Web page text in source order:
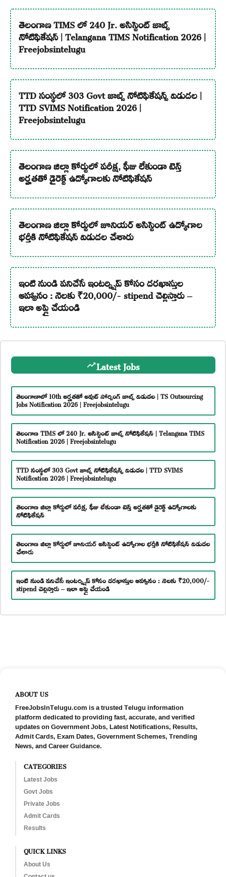
తెలంగాణ TIMS లో 240 Jr. అసిస్టెంట్ జాబ్స్
నోటిఫికేషన్ | Telangana TIMS Notification 2026 |
Freejobsintelugu
TTD సంస్థలో 303 Govt జాబ్స్ నోటిఫికేషన్స్ విడుదల |
TTD SVIMS Notification 2026 |
Freejobsintelugu
తెలంగాణ జిల్లా కోర్టులో పరీక్ష, ఫీజు లేకుండా టెన్త్
అర్హతతో డైరెక్ట్ ఉద్యోగాలకు నోటిఫికేషన్
తెలంగాణ జిల్లా కోర్టులో జూనియర్ అసిస్టెంట్ ఉద్యోగాల
భర్తీకి నోటిఫికేషన్ విడుదల చేశారు
ఇంటి నుండి పనిచేసే ఇంటర్న్షిప్ కోసం దరఖాస్తుల
ఆహ్వానం : నెలకు ₹20,000/- stipend చెల్లిస్తారు –
ఇలా అప్లై చేయండి
Latest Jobs
తెలంగాణాలో 10th అర్హతతో అవుట్ సోర్సింగ్ జాబ్స్ విడుదల | TS Outsourcing
Jobs Notification 2026 | Freejobsintelugu
తెలంగాణ TIMS లో 240 Jr. అసిస్టెంట్ జాబ్స్ నోటిఫికేషన్ | Telangana TIMS
Notification 2026 | Freejobsintelugu
TTD సంస్థలో 303 Govt జాబ్స్ నోటిఫికేషన్స్ విడుదల | TTD SVIMS
Notification 2026 | Freejobsintelugu
తెలంగాణ జిల్లా కోర్టులో పరీక్ష, ఫీజు లేకుండా టెన్త్ అర్హతతో డైరెక్ట్ ఉద్యోగాలకు
నోటిఫికేషన్
తెలంగాణ జిల్లా కోర్టులో జూనియర్ అసిస్టెంట్ ఉద్యోగాల భర్తీకి నోటిఫికేషన్ విడుదల
చేశారు
ఇంటి నుండి పనిచేసే ఇంటర్న్షిప్ కోసం దరఖాస్తుల ఆహ్వానం : నెలకు ₹20,000/-
stipend చెల్లిస్తారు – ఇలా అప్లై చేయండి
ABOUT US
FreeJobsInTelugu.com is a trusted Telugu information
platform dedicated to providing fast, accurate, and verified
updates on Government Jobs, Latest Notifications, Results,
Admit Cards, Exam Dates, Government Schemes, Trending
News, and Career Guidance.
CATEGORIES
Latest Jobs
Govt Jobs
Private Jobs
Admit Cards
Results
QUICK LINKS
About Us